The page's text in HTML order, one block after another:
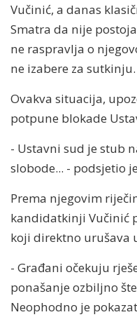
Vučinić, a danas
Smatra da nije
ne raspravlja o
ne izabere za sutkinju.
Ovakva situacija,
potpune blokade
- Ustavni sud je stub
slobode... - podsjetio
Prema njegovim
kandidatkinji Vučinić
koji direktno urušava
- Građani očekuju
ponašanje ozbiljno
Neophodno je